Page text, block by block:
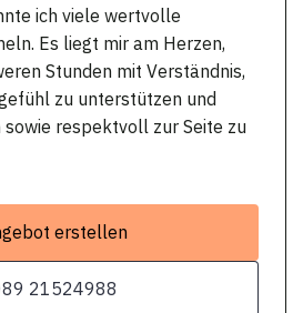
ich viele wertvolle
Es liegt mir am Herzen,
Stunden mit Verständnis,
zu unterstützen und
respektvoll zur Seite zu
erstellen
21524988